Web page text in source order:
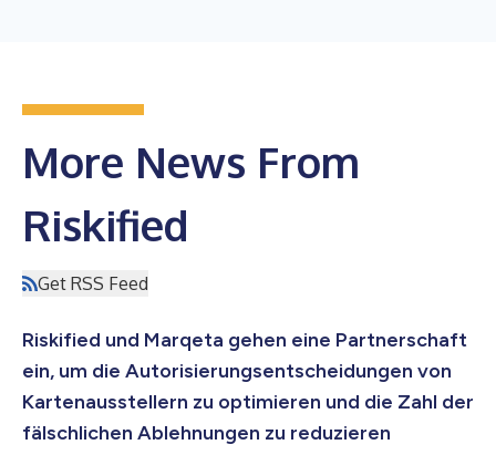
More News From
Riskified
Get RSS Feed
Riskified und Marqeta gehen eine Partnerschaft
ein, um die Autorisierungsentscheidungen von
Kartenausstellern zu optimieren und die Zahl der
fälschlichen Ablehnungen zu reduzieren